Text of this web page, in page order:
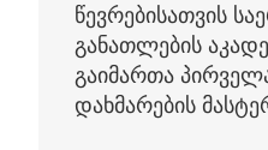
წევრებისათვის
განათლების
გაიმართა
დახმარების